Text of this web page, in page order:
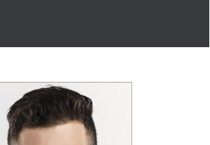
ציון 97 ציון 97
לחץ לצפייה
בהמלצה
Maor Cohen
בגרות 4 יחידות